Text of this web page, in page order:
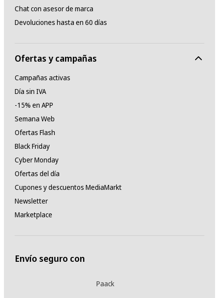
Chat con asesor de marca
Devoluciones hasta en 60 días
Ofertas y campañas
Campañas activas
Día sin IVA
-15% en APP
Semana Web
Ofertas Flash
Black Friday
Cyber Monday
Ofertas del día
Cupones y descuentos MediaMarkt
Newsletter
Marketplace
Envío seguro con
Paack